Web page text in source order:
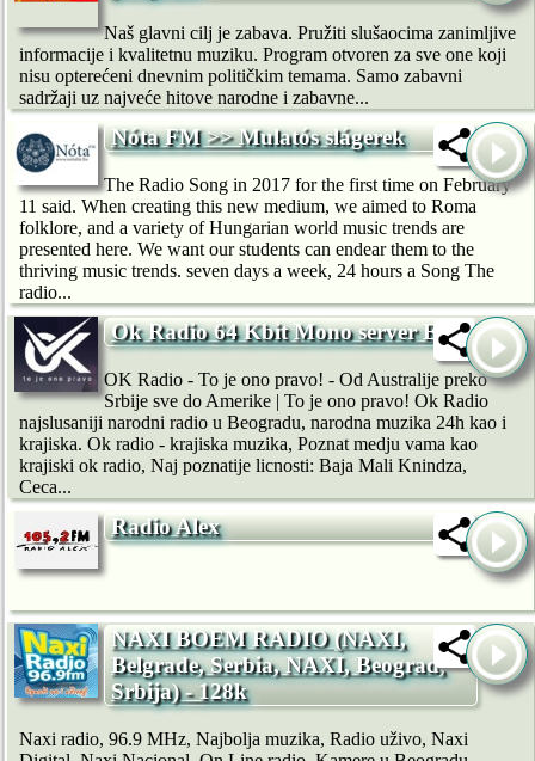
Naš glavni cilj je zabava. Pružiti slušaocima zanimljive
informacije i kvalitetnu muziku. Program otvoren za sve one koji
nisu opterećeni dnevnim političkim temama. Samo zabavni
sadržaji uz najveće hitove narodne i zabavne...
Nóta FM >> Mulatós slágerek
The Radio Song in 2017 for the first time on February
11 said. When creating this new medium, we aimed to Roma
folklore, and a variety of Hungarian world music trends are
presented here. We want our students can endear them to the
thriving music trends. seven days a week, 24 hours a Song The
radio...
Ok Radio 64 Kbit Mono server EU
OK Radio - To je ono pravo! - Od Australije preko
Srbije sve do Amerike | To je ono pravo! Ok Radio
najslusaniji narodni radio u Beogradu, narodna muzika 24h kao i
krajiska. Ok radio - krajiska muzika, Poznat medju vama kao
krajiski ok radio, Naj poznatije licnosti: Baja Mali Knindza,
Ceca...
Radio Alex
NAXI BOEM RADIO (NAXI,
Belgrade, Serbia, NAXI, Beograd,
Srbija) - 128k
Naxi radio, 96.9 MHz, Najbolja muzika, Radio uživo, Naxi